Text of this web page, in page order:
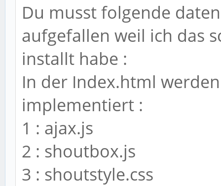
Du musst folgende
aufgefallen weil ich das
installt habe :
In der Index.html
implementiert :
1 : ajax.js
2 : shoutbox.js
3 : shoutstyle.css